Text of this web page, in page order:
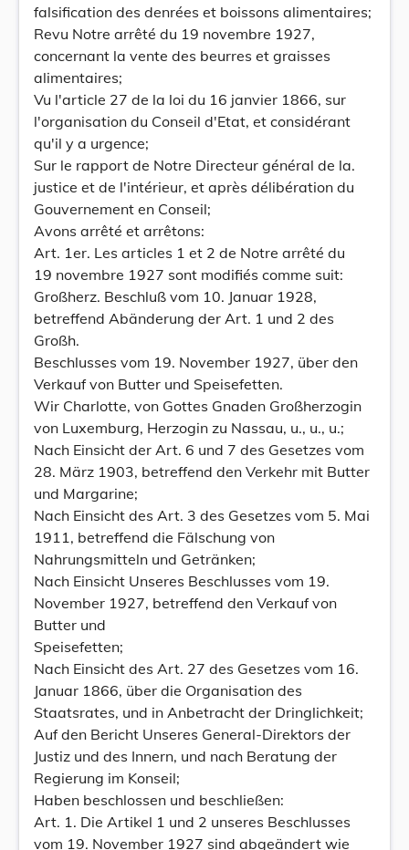
falsification des denrées et boissons alimentaires;
Revu Notre arrêté du 19 novembre 1927,
concernant la vente des beurres et graisses
alimentaires;
Vu l'article 27 de la loi du 16 janvier 1866, sur
l'organisation du Conseil d'Etat, et considérant
qu'il y a urgence;
Sur le rapport de Notre Directeur général de la.
justice et de l'intérieur, et après délibération du
Gouvernement en Conseil;
Avons arrêté et arrêtons:
Art. 1er. Les articles 1 et 2 de Notre arrêté du
19 novembre 1927 sont modifiés comme suit:
Großherz. Beschluß vom 10. Januar 1928,
betreffend Abänderung der Art. 1 und 2 des
Großh.
Beschlusses vom 19. November 1927, über den
Verkauf von Butter und Speisefetten.
Wir Charlotte, von Gottes Gnaden Großherzogin
von Luxemburg, Herzogin zu Nassau, u., u., u.;
Nach Einsicht der Art. 6 und 7 des Gesetzes vom
28. März 1903, betreffend den Verkehr mit Butter
und Margarine;
Nach Einsicht des Art. 3 des Gesetzes vom 5. Mai
1911, betreffend die Fälschung von
Nahrungsmitteln und Getränken;
Nach Einsicht Unseres Beschlusses vom 19.
November 1927, betreffend den Verkauf von
Butter und
Speisefetten;
Nach Einsicht des Art. 27 des Gesetzes vom 16.
Januar 1866, über die Organisation des
Staatsrates, und in Anbetracht der Dringlichkeit;
Auf den Bericht Unseres General-Direktors der
Justiz und des Innern, und nach Beratung der
Regierung im Konseil;
Haben beschlossen und beschließen:
Art. 1. Die Artikel 1 und 2 unseres Beschlusses
vom 19. November 1927 sind abgeändert wie